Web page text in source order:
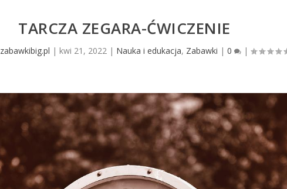
TARCZA ZEGARA-ĆWICZENIE
zabawkibig.pl | kwi 21, 2022| Nauka i edukacja, Zabawki | 0 |